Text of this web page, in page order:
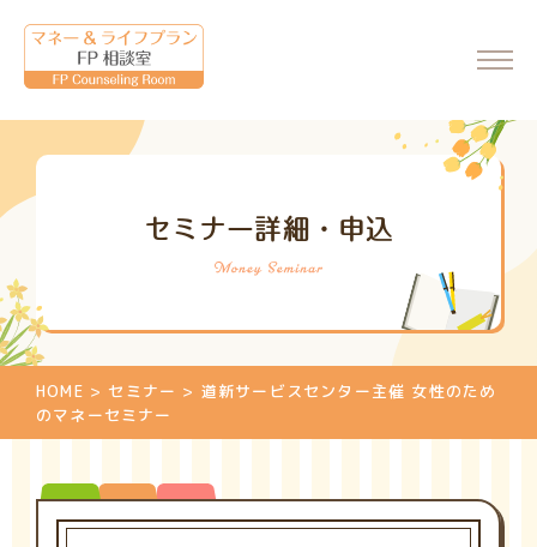
FP相談室について
ご相談・料金について
マネーセミナーのご案内
マネーセミナーの申込
個別相談のご案内
相談申込
セミナー詳細・申込
HOME > セミナー > 道新サービスセンター主催 女性のため
のマネーセミナー